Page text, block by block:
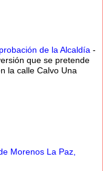
de la Alcaldía -
que se pretende
la calle Calvo Una
Morenos La Paz,